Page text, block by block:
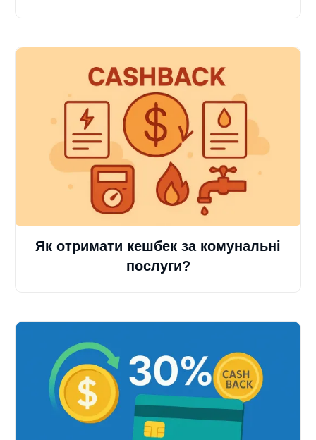
Як отримати кешбек за комунальні
послуги?